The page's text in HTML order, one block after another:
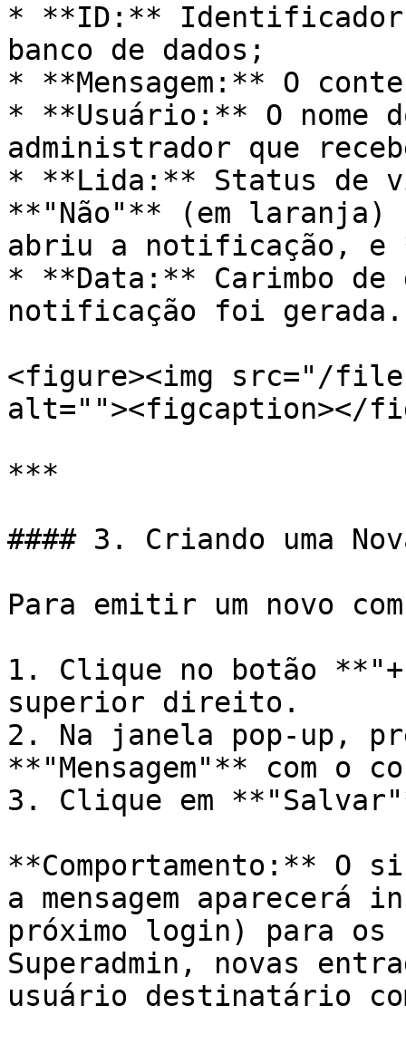
* **ID:** Identificador
banco de dados;
* **Mensagem:** O
* **Usuário:** O nome
administrador que
* **Lida:** Status de
**"Não"** (em laranja)
abriu a notificação, e
* **Data:** Carimbo de
notificação foi gerada.
<figure><img src="/files/
alt=""><figcaption></
***
#### 3. Criando uma
Para emitir um novo
1. Clique no botão
superior direito.
2. Na janela pop-up,
**"Mensagem"** com o
3. Clique em
**Comportamento:** O
a mensagem aparecerá
próximo login) para os
Superadmin, novas
usuário destinatário